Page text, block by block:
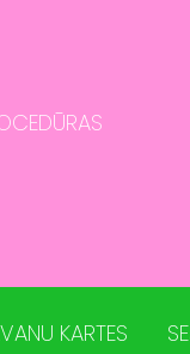
KARTES